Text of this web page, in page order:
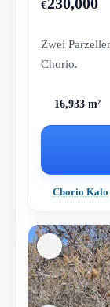
€230,000
Zwei
Chorio.
16,933 m²
Chorio Kalo